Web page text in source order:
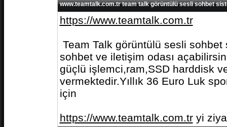
www.teamtalk.com.tr team talk görüntülü sesli sohbet
https://www.teamtalk.com.tr
Team Talk görüntülü sesli
sohbet ve iletişim odası
güçlü işlemci,ram,SSD harddisk
vermektedir.Yıllık 36 Euro Luk
için
https://www.teamtalk.com.tryi